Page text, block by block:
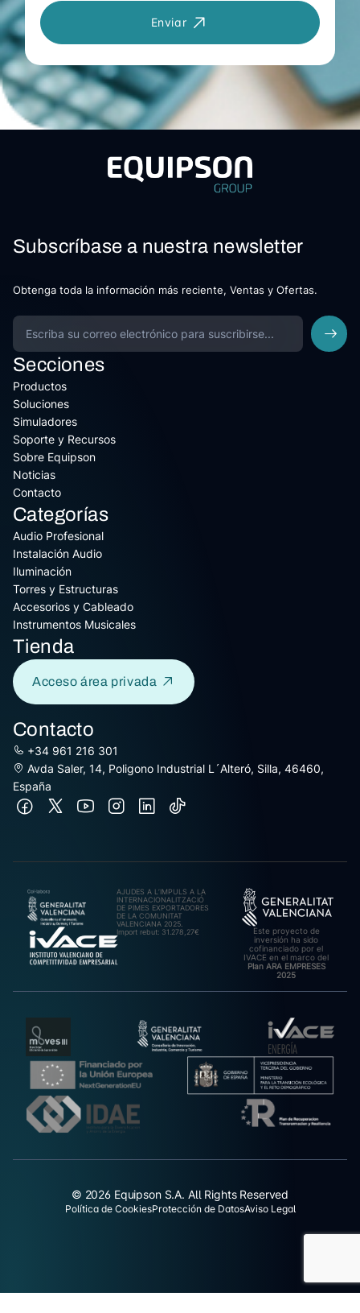
Enviar
Subscríbase a nuestra newsletter
Obtenga toda la información más reciente, Ventas y Ofertas.
Secciones
Productos
Soluciones
Simuladores
Soporte y Recursos
Sobre Equipson
Noticias
Contacto
Categorías
Audio Profesional
Instalación Audio
Iluminación
Torres y Estructuras
Accesorios y Cableado
Instrumentos Musicales
Tienda
Acceso área privada
Contacto
+34 961 216 301
Avda Saler, 14, Poligono Industrial L´Alteró, Silla, 46460,
España
AJUDES A L’IMPULS A LA
INTERNACIONALITZACIÓ
DE PIMES EXPORTADORES
DE LA COMUNITAT
VALENCIANA 2025.
Import rebut: 31.278,27€
Este proyecto de
inversión ha sido
cofinanciado por el
IVACE en el marco del
Plan ARA EMPRESES
2025
© 2026 Equipson S.A. All Rights Reserved
Política de CookiesProtección de DatosAviso Legal